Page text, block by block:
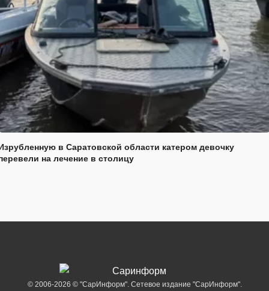
в Саратовской области катером девочку
на лечение в столицу
© 2006-2026 © "СарИнформ". Сетевое издание "СарИнформ".